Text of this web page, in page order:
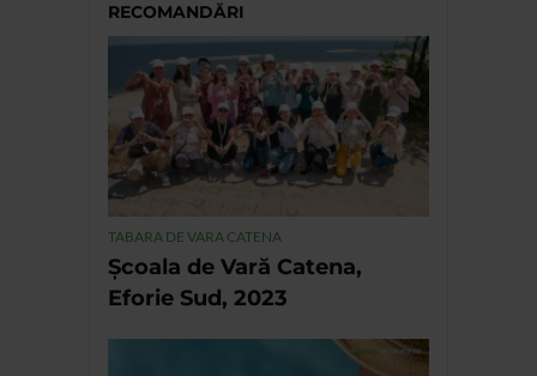
RECOMANDĂRI
TABARA DE VARA CATENA
Școala de Vară Catena,
Eforie Sud, 2023